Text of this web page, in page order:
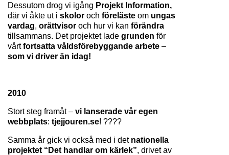
Dessutom drog vi igång Projekt Information,
där vi åkte ut i skolor och föreläste om ungas
vardag, orättvisor och hur vi kan
tillsammans. Det projektet lade grunden för
vårt fortsatta våldsförebyggande arbete
som vi driver än idag!
2010
Stort steg framåt – vi lanserade vår egen
webbplats: tjejjouren.se! ????
Samma år gick vi också med i det nationella
projektet “Det handlar om kärlek”, drivet av